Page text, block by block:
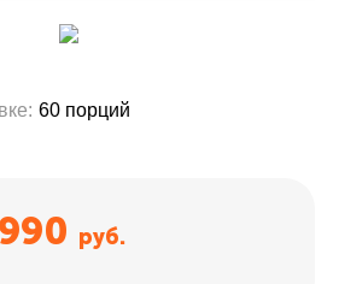
60 порций
990 руб.